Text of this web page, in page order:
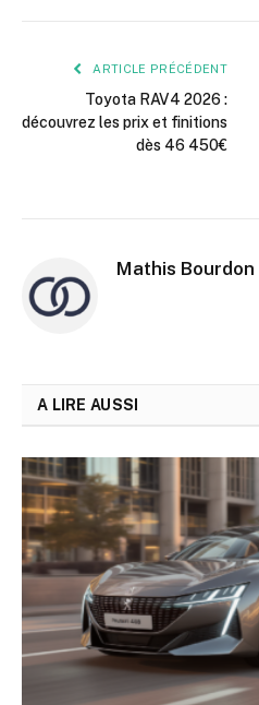
ARTICLE PRÉCÉDENT
Toyota RAV4 2026 :
découvrez les prix et finitions
dès 46 450€
Mathis Bourdon
A LIRE AUSSI